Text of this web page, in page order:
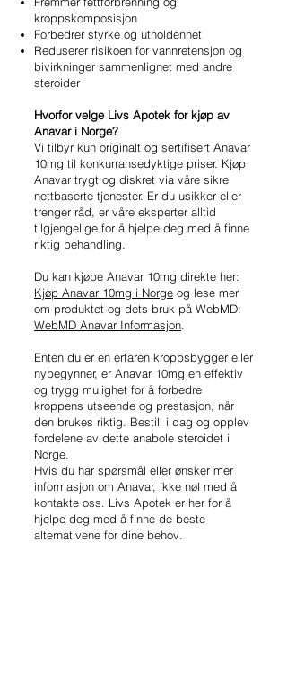
kroppskomposisjon
Forbedrer styrke og utholdenhet
Reduserer risikoen for vannretensjon og
bivirkninger sammenlignet med andre
steroider
Hvorfor velge Livs Apotek for kjøp av
Anavar i Norge?
Vi tilbyr kun originalt og sertifisert Anavar
10mg til konkurransedyktige priser. Kjøp
Anavar trygt og diskret via våre sikre
nettbaserte tjenester. Er du usikker eller
trenger råd, er våre eksperter alltid
tilgjengelige for å hjelpe deg med å finne
riktig behandling.
Du kan kjøpe Anavar 10mg direkte her:
Kjøp Anavar 10mg i Norge og lese mer
om produktet og dets bruk på WebMD:
WebMD Anavar Informasjon.
Enten du er en erfaren kroppsbygger eller
nybegynner, er Anavar 10mg en effektiv
og trygg mulighet for å forbedre
kroppens utseende og prestasjon, når
den brukes riktig. Bestill i dag og opplev
fordelene av dette anabole steroidet i
Norge.
Hvis du har spørsmål eller ønsker mer
informasjon om Anavar, ikke nøl med å
kontakte oss. Livs Apotek er her for å
hjelpe deg med å finne de beste
alternativene for dine behov.